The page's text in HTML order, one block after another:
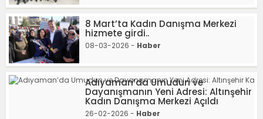
8 Mart’ta Kadın Danışma Merkezi
hizmete girdi..
08-03-2026 - Haber
Adıyaman’da Umudun ve
Dayanışmanın Yeni Adresi: Altınşehir
Kadın Danışma Merkezi Açıldı
26-02-2026 - Haber